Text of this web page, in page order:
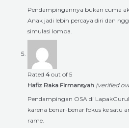
Pendampingannya bukan cuma
Anak jadi lebih percaya diri dan
simulasi lomba.
Rated 4 out of 5
Hafiz Raka Firmansyah (verified
Pendampingan OSA di
karena benar-benar fokus ke satu
rame.